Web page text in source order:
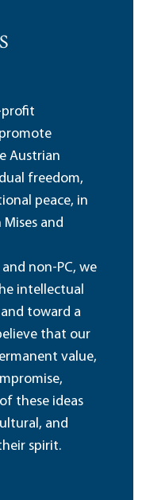
profit
Austrian
freedom,
peace, in
and
non-PC, we
intellectual
toward a
that our
value,
these ideas
and
spirit.